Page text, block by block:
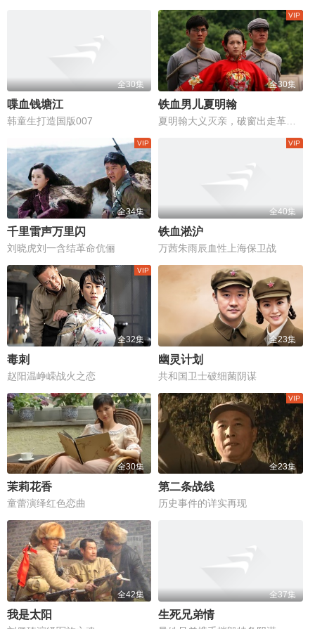
全30集
喋血钱塘江
韩童生打造国版007
全30集
铁血男儿夏明翰
全34集
千里雷声万里闪
刘晓虎刘一含结革命伉俪
全40集
铁血淞沪
万茜朱雨辰血性上海保卫战
全32集
毒刺
赵阳温峥嵘战火之恋
全23集
幽灵计划
共和国卫士破细菌阴谋
全30集
茉莉花香
童蕾演绎红色恋曲
全23集
第二条战线
历史事件的详实再现
全42集
我是太阳
全37集
生死兄弟情